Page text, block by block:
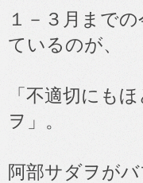
１－３月まで
ているのが、
「不適切にも
ヲ」。
阿部サダヲが